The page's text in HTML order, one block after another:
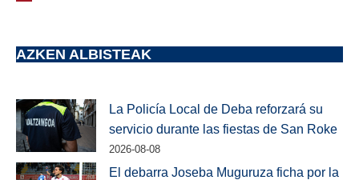
AZKEN ALBISTEAK
La Policía Local de Deba reforzará su
servicio durante las fiestas de San Roke
2026-08-08
El debarra Joseba Muguruza ficha por la